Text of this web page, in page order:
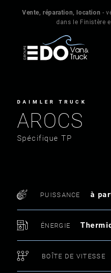
Vente, réparation, location -
dans le Finistère
DAIMLER TRUCK
AROCS
Spécifique TP
PUISSANCE à
ÉNERGIE
BOÎTE DE VITESSE